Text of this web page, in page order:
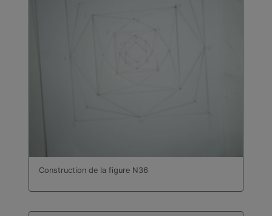
Construction de la figure N36